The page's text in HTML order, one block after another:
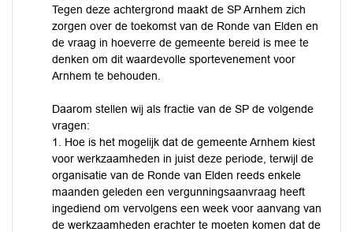
Tegen deze achtergrond maakt de SP Arnhem zich
zorgen over de toekomst van de Ronde van Elden en
de vraag in hoeverre de gemeente bereid is mee te
denken om dit waardevolle sportevenement voor
Arnhem te behouden.
Daarom stellen wij als fractie van de SP de volgende
vragen:
1. Hoe is het mogelijk dat de gemeente Arnhem kiest
voor werkzaamheden in juist deze periode, terwijl de
organisatie van de Ronde van Elden reeds enkele
maanden geleden een vergunningsaanvraag heeft
ingediend om vervolgens een week voor aanvang van
de werkzaamheden erachter te moeten komen dat de